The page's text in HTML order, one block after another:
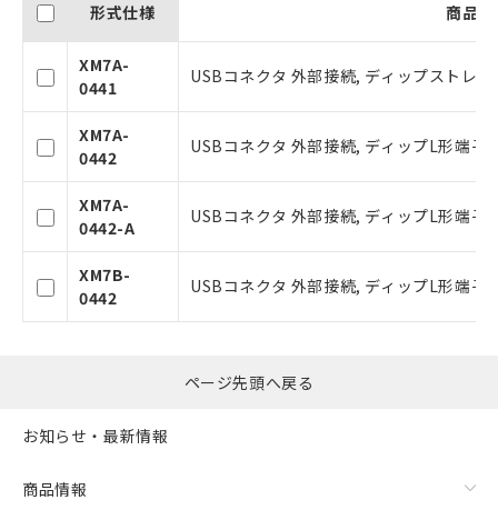
形式仕様 商品
XM7A-
0441
USBコネクタ 外部接続, ディップストレ
XM7A-
0442
USBコネクタ 外部接続, ディップL形端子
XM7A-
0442-A
USBコネクタ 外部接続, ディップL形端
XM7B-
0442
USBコネクタ 外部接続, ディップL形端
ページ先頭へ戻る
お知らせ・最新情報
商品情報
記
○ 一定数以上の在庫あり
△ 一定数には満たないが在庫あり
いては、お客様のお取引先、ま
認ください)
抜)を提供させていただくものです。
当社制御機器事業取扱商品の中には、
本サービスの対象外となる商品もある
ことをご了承ください。
在庫状況および標準価格照会結果は、
記載している更新日時点での社内デー
タに基づき作成されるものであり、閲
覧された時点での実際の在庫および標
準価格とは異なる場合があることをご
了承ください。
正式な納期状況および標準価格はお客
様のお取引先、またはお客様担当のオ
ムロン制御機器販売店・当社販売員に
ご相談ください。
ください。
事前の承諾なく第三者に漏洩または開